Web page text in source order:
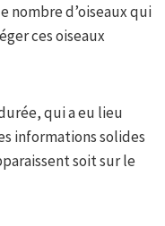
nombre d’oiseaux qui
ces oiseaux
qui a eu lieu
informations solides
soit sur le